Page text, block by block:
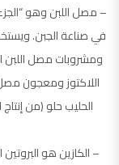
– مصل اللبن وهو
في صناعة الجبن.
ومشروبات مصل اللبن
اللاكتوز ومعجون
الحليب حلو (من
– الكازين هو